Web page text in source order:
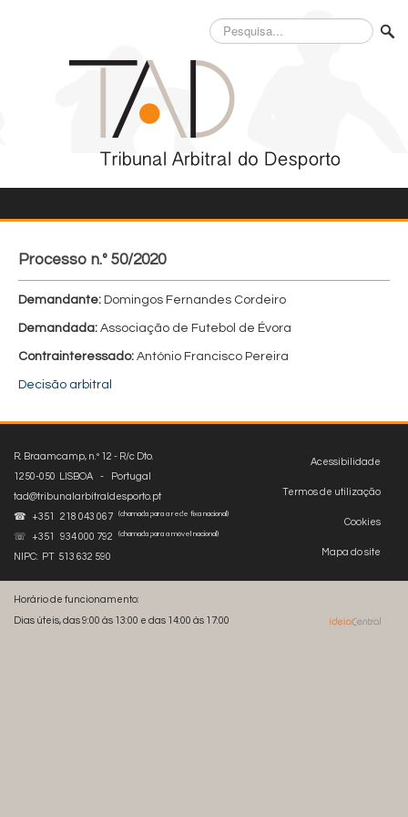
Pesquisa...
Processo n.º 50/2020
Demandante: Domingos Fernandes Cordeiro
Demandada: Associação de Futebol de Évora
Contrainteressado: António Francisco Pereira
Decisão arbitral
Acessibilidade
Termos de utilização
Cookies
Mapa do site
R. Braamcamp, n.º 12 - R/c Dto.
1250-050 LISBOA - Portugal
tad@tribunalarbitraldesporto.pt
☎ +351 218 043 067
(chamada para a rede fixa nacional)
☏ +351 934 000 792 (chamada para a móvel nacional)
NIPC: PT 513 632 590
Horário de funcionamento:
Dias úteis, das 9:00 às 13:00 e das 14:00 às 17:00